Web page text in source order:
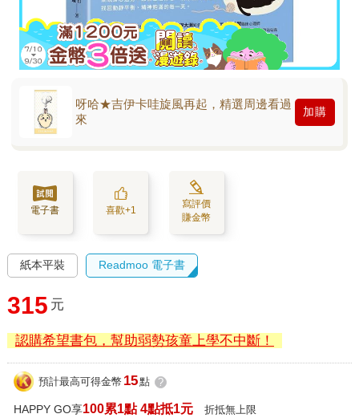
呀哈★吉伊卡哇旋風再起，精選周邊看過
來
加購
電子書 喜歡+1
寫評價
賺金幣
紙本平裝 Readmoo 電子書
315 元
認購希望書包，幫助弱勢孩童上學不中斷！
預計最高可得金幣 15點 ?
HAPPY GO享100累1點 4點抵1元 折抵無上限